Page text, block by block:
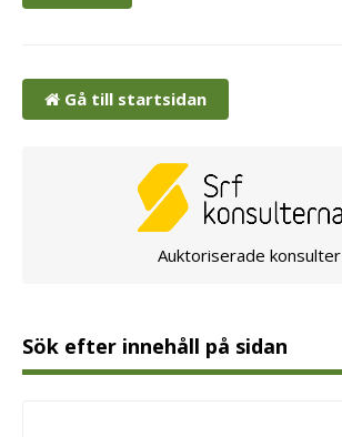
Gå till startsidan
Auktoriserade konsulter
Sök efter innehåll på sidan